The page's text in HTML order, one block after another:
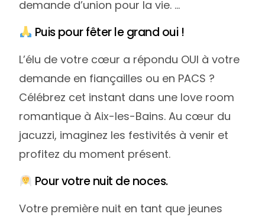
demande d’union pour la vie. …
Puis pour fêter le grand oui !
L’élu de votre cœur a répondu OUI à votre
demande en fiançailles ou en PACS ?
Célébrez cet instant dans une love room
romantique à Aix-les-Bains. Au cœur du
jacuzzi, imaginez les festivités à venir et
profitez du moment présent.
Pour votre nuit de noces.
Votre première nuit en tant que jeunes